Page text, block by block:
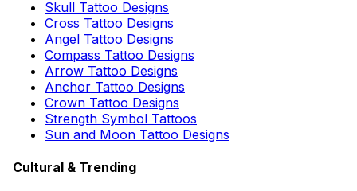
Skull Tattoo Designs
Cross Tattoo Designs
Angel Tattoo Designs
Compass Tattoo Designs
Arrow Tattoo Designs
Anchor Tattoo Designs
Crown Tattoo Designs
Strength Symbol Tattoos
Sun and Moon Tattoo Designs
Cultural & Trending